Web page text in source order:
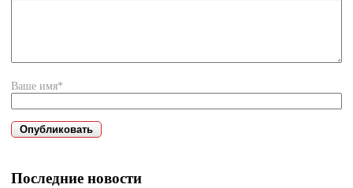
Ваше имя*
Последние новости